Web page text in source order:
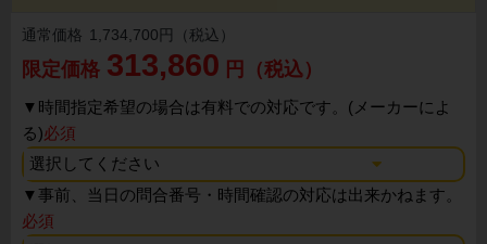
通常価格 1,734,700円（税込）
限定価格 313,860 円（税込）
▼ 時間指定希望の場合は有料での対応です。(メーカーによ
る)必須
▼事前、当日の問合番号・時間確認の対応は出来かねます。
必須